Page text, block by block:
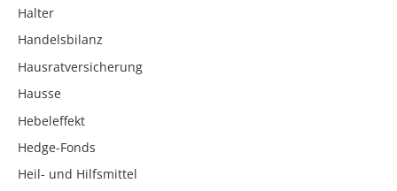
Halter
Handelsbilanz
Hausratversicherung
Hausse
Hebeleffekt
Hedge-Fonds
Heil- und Hilfsmittel